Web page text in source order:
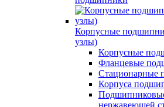
Корпусные
узлы)
Корпусные
Фланцевые
Стационарные
Корпуса
нержавеющей